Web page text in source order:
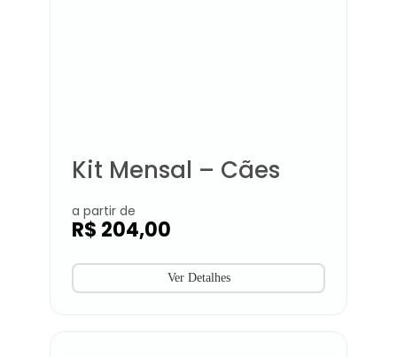
Kit Mensal – Cães
a partir de
R$ 204,00
Ver Detalhes